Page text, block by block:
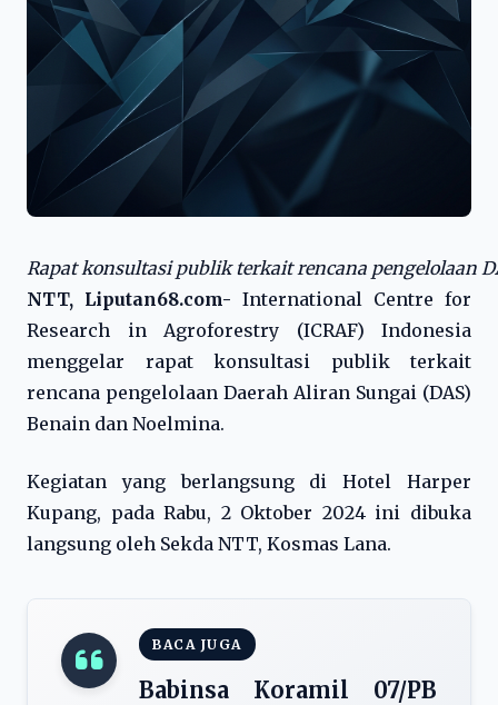
Rapat konsultasi publik terkait rencana pengelolaan
NTT, Liputan68.com- International Centre for
Research in Agroforestry (ICRAF) Indonesia
menggelar rapat konsultasi publik terkait
rencana pengelolaan Daerah Aliran Sungai (DAS)
Benain dan Noelmina.
Kegiatan yang berlangsung di Hotel Harper
Kupang, pada Rabu, 2 Oktober 2024 ini dibuka
langsung oleh Sekda NTT, Kosmas Lana.
BACA JUGA
Babinsa Koramil 07/PB